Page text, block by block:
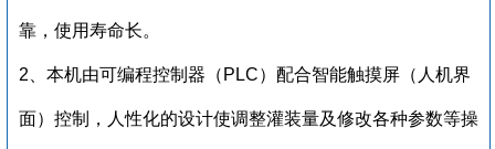
靠，使用寿命长。
2、本机由可编程控制器（PLC）配合智能触摸屏（人机界
面）控制，人性化的设计使调整灌装量及修改各种参数等操